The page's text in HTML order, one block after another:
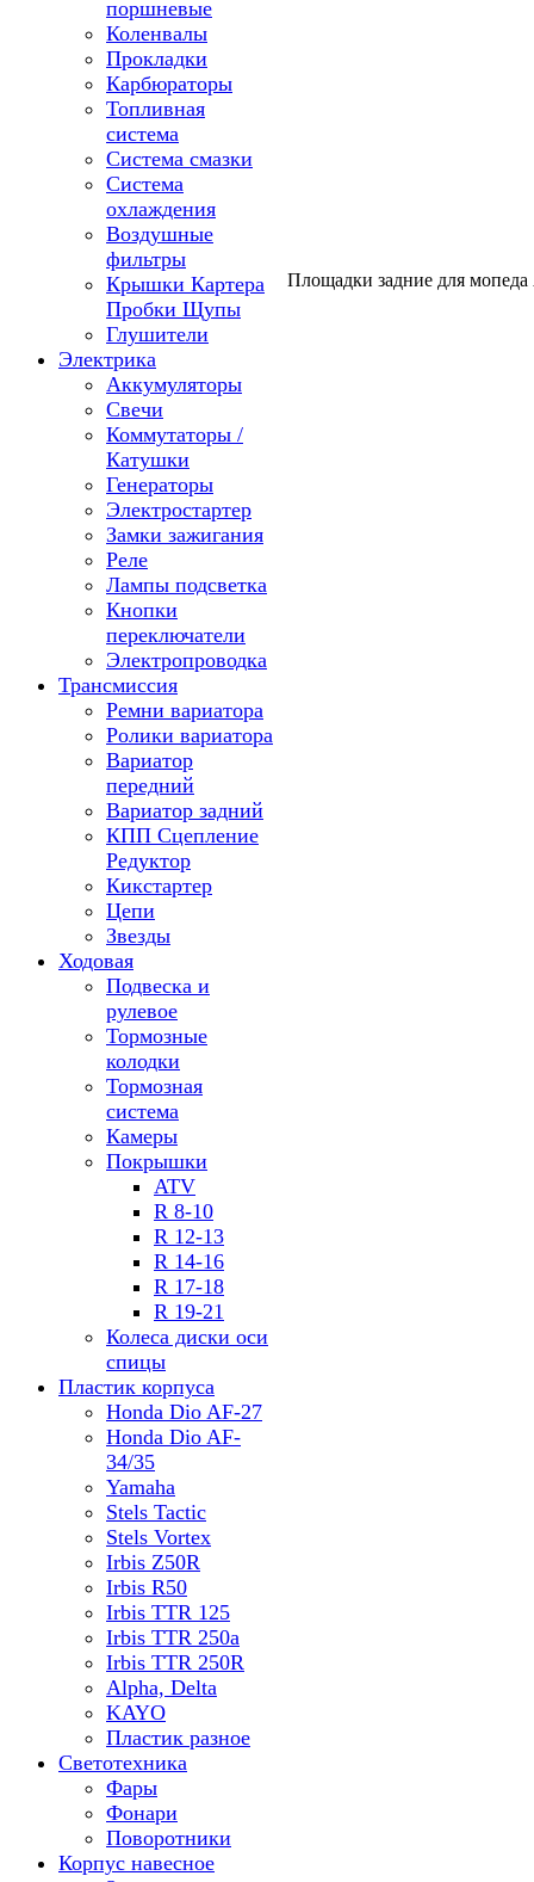
поршневые
Коленвалы
Прокладки
Карбюраторы
Топливная
система
Система смазки
Система
охлаждения
Воздушные
фильтры
Крышки Картера
Пробки Щупы
Глушители
Электрика
Аккумуляторы
Свечи
Коммутаторы /
Катушки
Генераторы
Электростартер
Замки зажигания
Реле
Лампы подсветка
Кнопки
переключатели
Электропроводка
Трансмиссия
Ремни вариатора
Ролики вариатора
Вариатор
передний
Вариатор задний
КПП Сцепление
Редуктор
Кикстартер
Цепи
Звезды
Ходовая
Подвеска и
рулевое
Тормозные
колодки
Тормозная
система
Камеры
Покрышки
ATV
R 8-10
R 12-13
R 14-16
R 17-18
R 19-21
Колеса диски оси
спицы
Пластик корпуса
Honda Dio AF-27
Honda Dio AF-
34/35
Yamaha
Stels Tactic
Stels Vortex
Irbis Z50R
Irbis R50
Irbis TTR 125
Irbis TTR 250a
Irbis TTR 250R
Alpha, Delta
KAYO
Пластик разное
Светотехника
Фары
Фонари
Поворотники
Корпус навесное
Площадки задние для мопеда